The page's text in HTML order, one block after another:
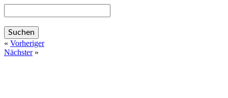
« Vorheriger
Nächster»